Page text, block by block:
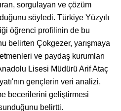
sorgulayan ve çözüm
söyledi. Türkiye Yüzyılı
öğrenci profilinin de bu
belirten Çokgezer, yarışmaya
ve paydaş kurumları
Lisesi Müdürü Arif Ataç
gençlerin veri analizi,
becerilerini geliştirmesi
belirtti.